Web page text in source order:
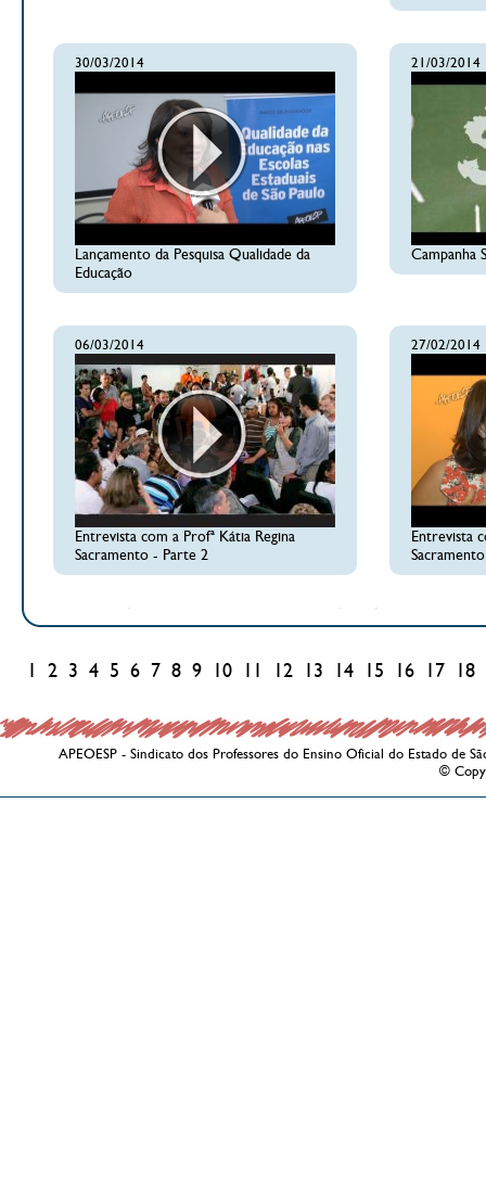
30/03/2014
Lançamento da Pesquisa Qualidade da
Educação
21/03/2014
Campanha
06/03/2014
Entrevista com a Profª Kátia Regina
Sacramento - Parte 2
27/02/2014
Entrevista
2 3 4 5 6 7 8 9 10 12 13 14 15 16 17 18
APEOESP - Sindicato dos Professores do Ensino Oficial do Estado de
©